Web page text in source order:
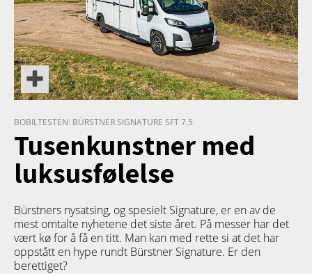
BOBILTESTEN: BÜRSTNER SIGNATURE SFT 7.5
Tusenkunstner med
luksusfølelse
Bürstners nysatsing, og spesielt Signature, er en av de
mest omtalte nyhetene det siste året. På messer har det
vært kø for å få en titt. Man kan med rette si at det har
oppstått en hype rundt Bürstner Signature. Er den
berettiget?